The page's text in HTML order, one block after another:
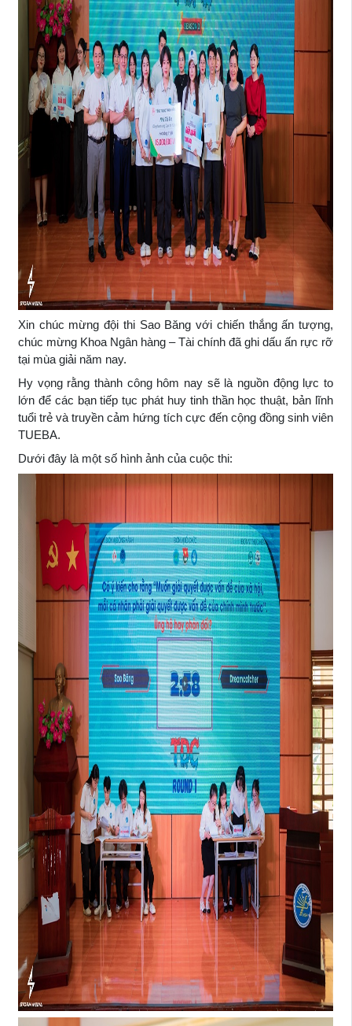
Xin chúc mừng đội thi Sao Băng với chiến thắng ấn tượng,
chúc mừng Khoa Ngân hàng – Tài chính đã ghi dấu ấn rực rỡ
tại mùa giải năm nay.
Hy vọng rằng thành công hôm nay sẽ là nguồn động lực to
lớn để các bạn tiếp tục phát huy tinh thần học thuật, bản lĩnh
tuổi trẻ và truyền cảm hứng tích cực đến cộng đồng sinh viên
TUEBA.
Dưới đây là một số hình ảnh của cuộc thi: